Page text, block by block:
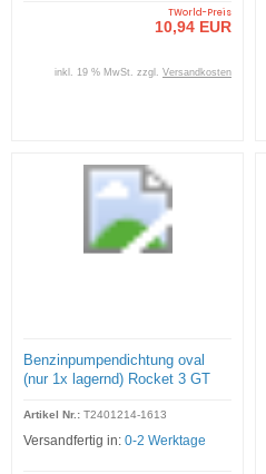
TWorld-Preis
10,94 EUR
inkl. 19 % MwSt. zzgl. Versandkosten
Benzinpumpendichtung oval
(nur 1x lagernd) Rocket 3 GT
Artikel Nr.: T2401214-1613
Versandfertig in: 0-2 Werktage